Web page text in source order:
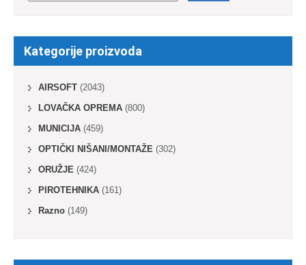
Kategorije proizvoda
AIRSOFT (2043)
LOVAČKA OPREMA (800)
MUNICIJA (459)
OPTIČKI NIŠANI/MONTAŽE (302)
ORUŽJE (424)
PIROTEHNIKA (161)
Razno (149)